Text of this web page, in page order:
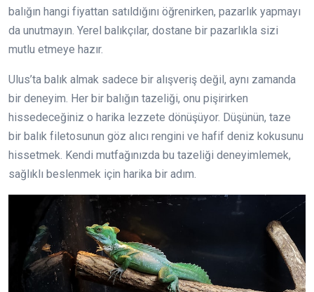
balığın hangi fiyattan satıldığını öğrenirken, pazarlık yapmayı
da unutmayın. Yerel balıkçılar, dostane bir pazarlıkla sizi
mutlu etmeye hazır.
Ulus’ta balık almak sadece bir alışveriş değil, aynı zamanda
bir deneyim. Her bir balığın tazeliği, onu pişirirken
hissedeceğiniz o harika lezzete dönüşüyor. Düşünün, taze
bir balık filetosunun göz alıcı rengini ve hafif deniz kokusunu
hissetmek. Kendi mutfağınızda bu tazeliği deneyimlemek,
sağlıklı beslenmek için harika bir adım.